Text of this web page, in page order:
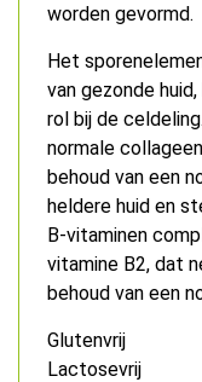
worden gevormd.
Het
van gezonde
rol bij de
normale
behoud van een
heldere huid en
B-vitaminen
vitamine B2, dat
behoud van een
Glutenvrij
Lactosevrij